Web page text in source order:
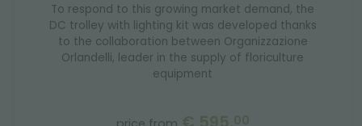
To respond to this growing market demand, the
DC trolley with lighting kit was developed thanks
to the collaboration between Organizzazione
Orlandelli, leader in the supply of floriculture
equipment
00